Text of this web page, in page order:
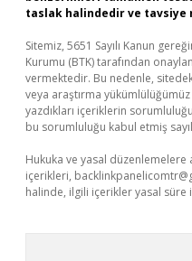
taslak halindedir ve tavsiye
Sitemiz, 5651 Sayılı Kanun
Kurumu (BTK) tarafından
vermektedir. Bu nedenle,
veya araştırma
yazdıkları içeriklerin
bu sorumluluğu kabul etmiş
Hukuka ve yasal düzenlemelere
içerikleri,
halinde, ilgili içerikler yasal süre